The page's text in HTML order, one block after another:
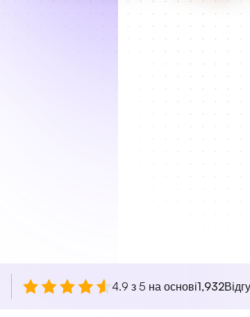
4.9 з 5 на основі1,932